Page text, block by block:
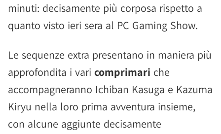
minuti: decisamente più corposa rispetto a
quanto visto ieri sera al PC Gaming Show.
Le sequenze extra presentano in maniera più
approfondita i vari comprimari che
accompagneranno Ichiban Kasuga e Kazuma
Kiryu nella loro prima avventura insieme,
con alcune aggiunte decisamente